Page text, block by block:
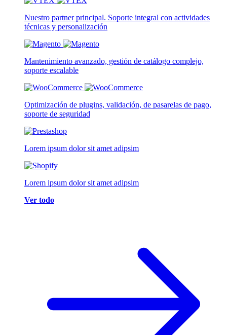
Nuestro partner principal. Soporte integral con actividades
técnicas y personalización
Mantenimiento avanzado, gestión de catálogo complejo,
soporte escalable
Optimización de plugins, validación, de pasarelas de pago,
soporte de seguridad
Lorem ipsum dolor sit amet adipsim
Lorem ipsum dolor sit amet adipsim
Ver todo